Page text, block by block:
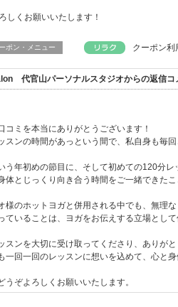
しくお願いいたします！
ポン・メニュー クーポン利
代官山パーソナルスタジオからの返信コ
コミを本当にありがとうございます！
スンの時間があっという間で、私自身も毎
う年初めの節目に、そして初めての120分レ
体とじっくり向き合う時間をご一緒できた
様のホットヨガと併用される中でも、無理
ていることは、ヨガをお伝えする立場として
スンを大切に受け取ってくださり、ありがと
一回一回のレッスンに想いを込めて、心と
うぞよろしくお願いいたします。